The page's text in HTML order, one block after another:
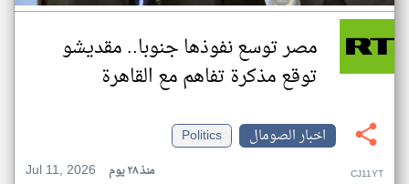
مصر توسع نفوذها جنوبا.. مقديشو
توقع مذكرة تفاهم مع القاهرة
اخبار الصومال
Politics
Jul 11, 2026
منذ ٢٨ يوم CJ11YT